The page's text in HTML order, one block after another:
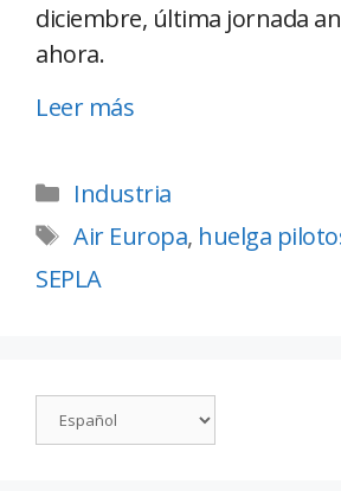
diciembre, última jornada
ahora.
Leer más
Industria
Air Europa, huelga
SEPLA